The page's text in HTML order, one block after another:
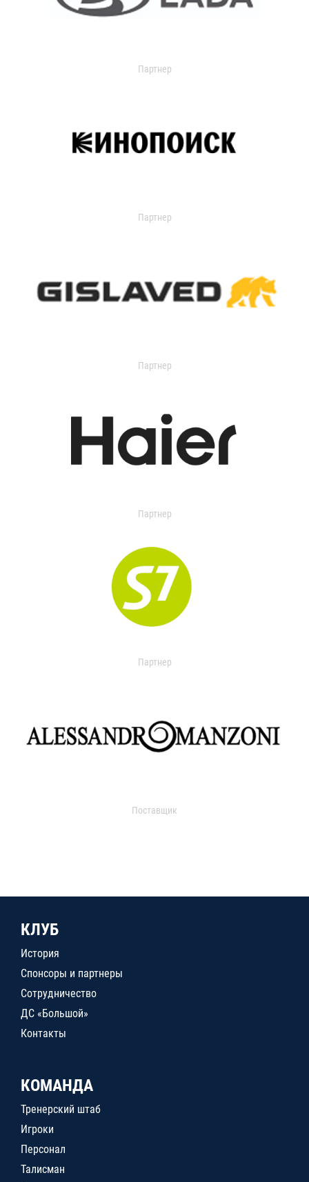
Партнер
Партнер
Партнер
Партнер
Партнер
Поставщик
КЛУБ
История
Спонсоры и партнеры
Сотрудничество
ДС «Большой»
Контакты
КОМАНДА
Тренерский штаб
Игроки
Персонал
Талисман